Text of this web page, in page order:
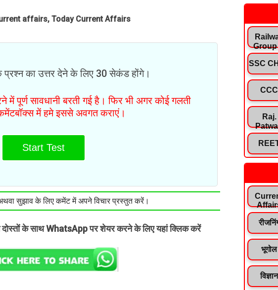
affairs, Today Current Affairs
का उत्तर देने के लिए 30 सेकंड होंगे।
पूर्ण सावधानी बरती गई है। फिर भी अगर कोई गलती
कमेंटबॉक्स में हमे इससे अवगत कराएं।
Start Test
सुझाव के लिए कमेंट में अपने विचार प्रस्तुत करें।
के साथ WhatsApp पर शेयर करने के लिए यहां क्लिक करें
SSC
CCC
Raj.
भूगोल
विज्ञान